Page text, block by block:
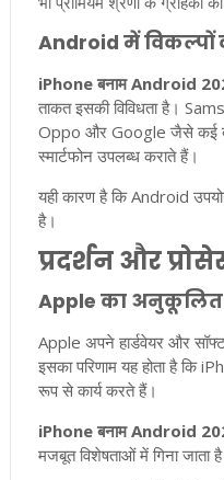
Android में विकल्पों
iPhone बनाम Android
ताकत इसकी विविधता है।
Oppo और Google जैसे कई
स्मार्टफोन उपलब्ध कराते हैं।
यही कारण है कि Android
है।
प्रदर्शन और
Apple का अनुकूलित
Apple अपने हार्डवेयर और
इसका परिणाम यह होता है कि
रूप से कार्य करते हैं।
iPhone बनाम Android
मजबूत विशेषताओं में गिना जाता